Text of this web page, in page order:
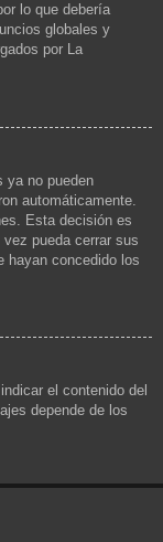
lo que debería
globales y
por La
ya no pueden
automáticamente.
Esta decisión es
pueda cerrar sus
hayan concedido los
el contenido del
depende de los